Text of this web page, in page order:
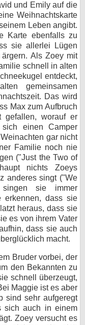
und Emily auf die
Weihnachtskarte
Leben angibt.
Karte ebenfalls zu
sie allerlei Lügen
Als Zoey mit
schnell in alten
entdeckt,
gemeinsamen
Das wird
Max zum Aufbruch
gefallen, worauf er
einen Camper
gar nicht
Familie noch nie
("Just the Two of
nichts Zoeys
anderes singt ("We
sie immer
erkennen, dass sie
heraus, dass sie
es von ihrem Vater
dass sie auch
macht.
Bruder vorbei, der
den Bekannten zu
schnell überzeugt,
Maggie ist es aber
sind sehr aufgeregt
sich auch in einem
Zoey versucht es